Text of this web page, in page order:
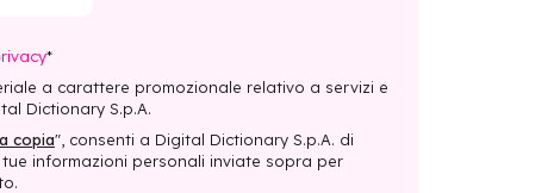
*
a carattere promozionale relativo a servizi e
Dictionary S.p.A.
copia", consenti a Digital Dictionary S.p.A. di
informazioni personali inviate sopra per